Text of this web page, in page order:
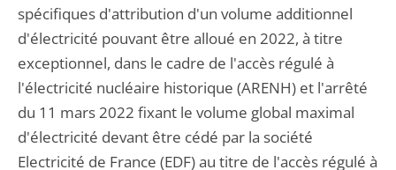
spécifiques d'attribution d'un volume additionnel
d'électricité pouvant être alloué en 2022, à titre
exceptionnel, dans le cadre de l'accès régulé à
l'électricité nucléaire historique (ARENH) et l'arrêté
du 11 mars 2022 fixant le volume global maximal
d'électricité devant être cédé par la société
Electricité de France (EDF) au titre de l'accès régulé à